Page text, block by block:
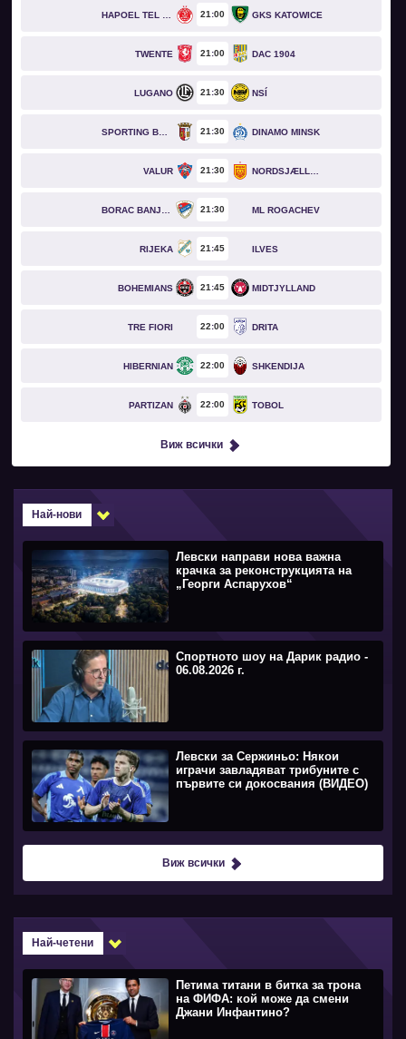
21 00 GKS KATOWICE
TWENTE 21 00 DAC 1904
LUGANO 21 30 NSÍ
SPORTING BRAGA 21 30 DINAMO MINSK
VALUR 21 30
21 30 ML ROGACHEV
RIJEKA 21 45 ILVES
BOHEMIANS 21 45 MIDTJYLLAND
TRE FIORI 22 00 DRITA
HIBERNIAN 22 00 SHKENDIJA
PARTIZAN 22 00 TOBOL
Виж всички
Най-нови
Левски направи нова важна
крачка за реконструкцията на
„Георги Аспарухов“
Спортното шоу на Дарик радио -
06.08.2026 г.
Левски за Сержиньо: Някои
играчи завладяват трибуните с
първите си докосвания (ВИДЕО)
Виж всички
Най-четени
Петима титани в битка за трона
на ФИФА: кой може да смени
Джани Инфантино?